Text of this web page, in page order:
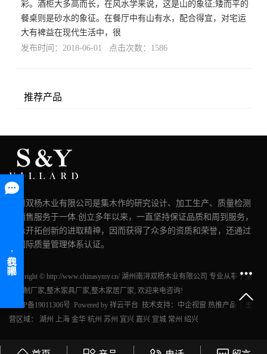
彩。酒柜大多高而长，在风水学来说，这是山的象征;矮而平的
餐桌则是砂水的象征。在餐厅中有山有水，配合得宜，对宅运
大有裨益在现代生活中，很
发布时间：2018-06-01 点击次数：1586
推荐产品
湖州双杨木业有限公司是集木作的研究设计、加工生产、质量检测
和销售服务于一体.创立多年以来，一直坚持保证品质和周到服务，
秉承开拓创新的进取精神，因而获得了众多的资质和荣誉，还通过
了国际质量管理体系认证。
Copyright © http://www.chinasymy.cn/ 湖州南浔双杨木业有限公司 专业从事于全
屋定制厂家 整木家具厂家 整木家居厂家 , 欢迎来电咨询!
浙ICP备19011306号 Powered by 祥云平台 技术支持： 中企视窗 热推产品 | 主
营区域： 湖州 上海 金华 杭州 苏州 宜兴 嘉兴 宣城 常州 绍兴